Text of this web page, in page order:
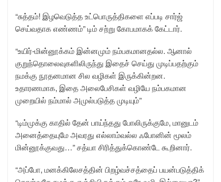
“சுத்தம்! இழவெடுத்த உட்பொருத்திகளை எப்படி சார்ஜ்
செய்வதாக எண்ணம்” டிம் சற்று கோபமாகக் கேட்டார்.
“உயிர்-மின்னூக்கம் இன்னமும் நம்பகமானதல்ல. ஆனால்
குறுந்தொலைவுகளிலிருந்து இதைச் செய்து முடிப்பதற்கும்
நமக்கு நூதனமான சில வழிகள் இருக்கின்றன.
உதாரணமாக, இதை அலைபேசிகள் வழியே நம்பகமான
முறையில் நம்மால் அமுல்படுத்த முடியும்”
“டிம்முக்கு காதில் தேன் பாய்ந்தது போலிருக்குமே, மானுடம்
அனைத்தையுமே அவரது எல்லாம்வல்ல ஃபோனின் மூலம்
மின்னூக்குவது…” சத்யா சிரித்துக்கொண்டே கூறினார்.
“அப்போ, மனக்கிலேசத்தின் பிறழ்வச்சத்தைப் பயன்படுத்திக்